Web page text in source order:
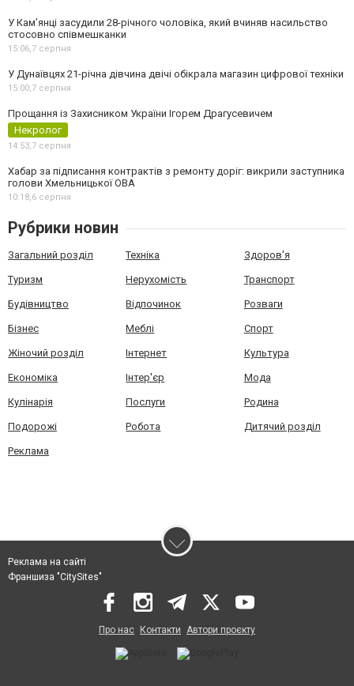
У Камʼянці засудили 28-річного чоловіка, який вчиняв насильство
стосовно співмешканки
15:06,7 серпня
У Дунаївцях 21-річна дівчина двічі обікрала магазин цифрової техніки
15:00,7 серпня
Прощання із Захисником України Ігорем Драгусевичем
Некролог
14:53,7 серпня
Хабар за підписання контрактів з ремонту доріг: викрили заступника
голови Хмельницької ОВА
10:18,6 серпня
Рубрики новин
Загальний розділ Техніка Здоров'я
Туризм Нерухомість Транспорт
Будівництво Відпочинок Розваги
Бізнес Меблі Спорт
Жіночий розділ Інтернет Культура
Економіка Інтер'єр Мода
Кулінарія Послуги Родина
Подорожі Робота Дитячий розділ
Реклама
Реклама на сайті
Франшиза "CitySites"
Про нас Контакти Автори проєкту